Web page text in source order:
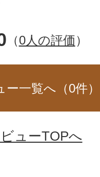
（0人の評価）
ー一覧へ（0件）
ューTOPへ